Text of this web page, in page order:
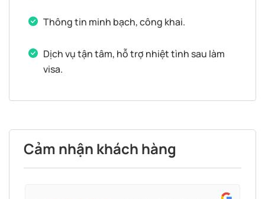
Thông tin minh bạch, công khai.
Dịch vụ tận tâm, hỗ trợ nhiệt tình sau làm
visa.
Cảm nhận khách hàng